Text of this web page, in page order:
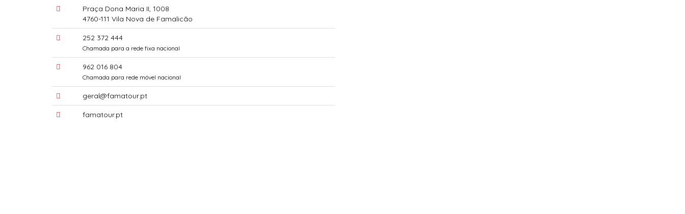
Praça Dona Maria II, 1008
4760-111 Vila Nova de Famalicão
252 372 444
Chamada para a rede fixa nacional
962 016 804
Chamada para rede móvel nacional
geral@famatour.pt
famatour.pt